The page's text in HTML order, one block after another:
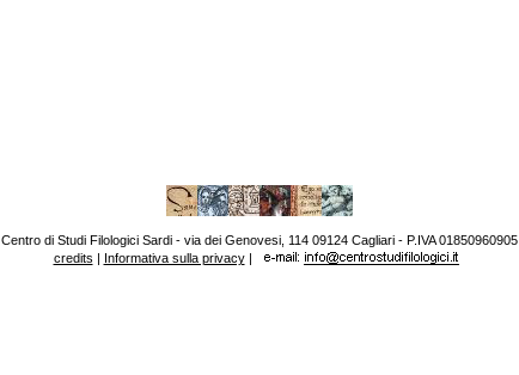
Centro di Studi Filologici Sardi - via dei Genovesi, 114 09124 Cagliari - P.IVA 01850960905
credits | Informativa sulla privacy|